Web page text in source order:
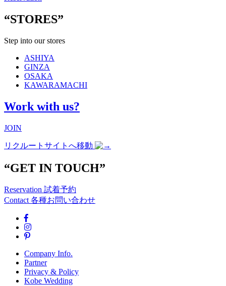
“STORES”
Step into our stores
ASHIYA
GINZA
OSAKA
KAWARAMACHI
Work with us?
JOIN
リクルートサイトへ移動
“GET IN TOUCH”
Reservation 試着予約
Contact各種お問い合わせ
Company Info.
Partner
Privacy & Policy
Kobe Wedding